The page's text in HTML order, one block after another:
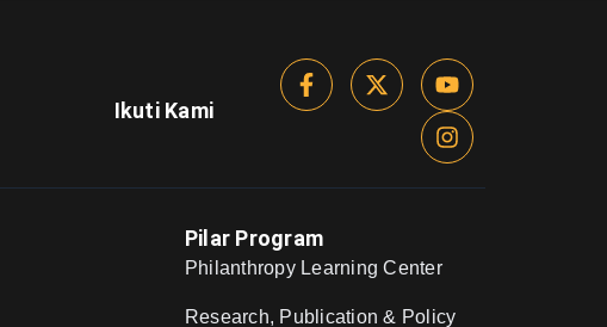
Ikuti Kami
Pilar Program
Philanthropy Learning Center
Research, Publication & Policy